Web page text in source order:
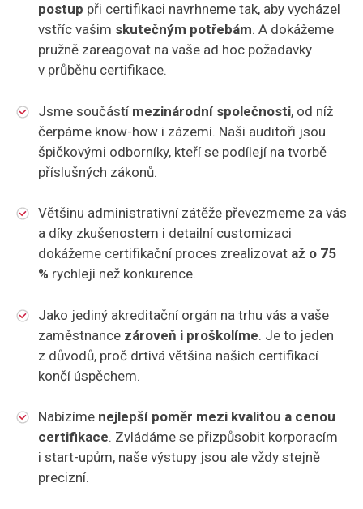
postup při certifikaci navrhneme tak, aby vycházel
vstříc vašim skutečným potřebám. A dokážeme
pružně zareagovat na vaše ad hoc požadavky
v průběhu certifikace.
Jsme součástí mezinárodní společnosti, od níž
čerpáme know-how i zázemí. Naši auditoři jsou
špičkovými odborníky, kteří se podílejí na tvorbě
příslušných zákonů.
Většinu administrativní zátěže převezmeme za vás
a díky zkušenostem i detailní customizaci
dokážeme certifikační proces zrealizovat až o 75
% rychleji než konkurence.
Jako jediný akreditační orgán na trhu vás a vaše
zaměstnance zároveň i proškolíme. Je to jeden
z důvodů, proč drtivá většina našich certifikací
končí úspěchem.
Nabízíme nejlepší poměr mezi kvalitou a cenou
certifikace. Zvládáme se přizpůsobit korporacím
i start-upům, naše výstupy jsou ale vždy stejně
precizní.